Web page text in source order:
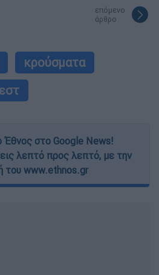
επόμενο
άρθρο
κρούσματα
Έθνος στο Google News!
λεπτό προς λεπτό, με την
του www.ethnos.gr